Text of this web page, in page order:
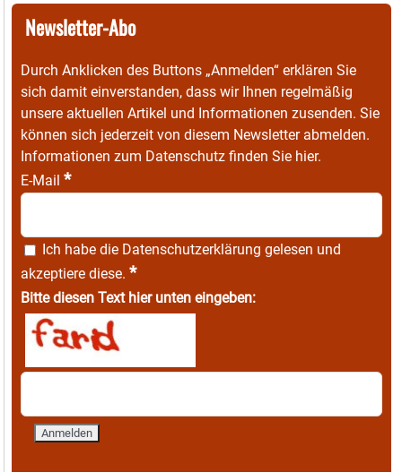
Newsletter-Abo
Durch Anklicken des Buttons „Anmelden“ erklären Sie
sich damit einverstanden, dass wir Ihnen regelmäßig
unsere aktuellen Artikel und Informationen zusenden. Sie
können sich jederzeit von diesem Newsletter abmelden.
Informationen zum Datenschutz finden Sie hier.
E-Mail *
Ich habe die Datenschutzerklärung gelesen und
akzeptiere diese. *
Bitte diesen Text hier unten eingeben: